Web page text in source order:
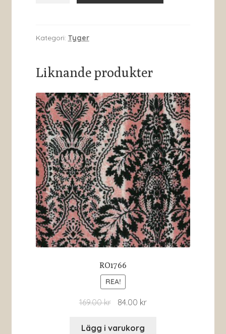
Kategori: Tyger
Liknande produkter
RO1766
REA!
169.00kr 84.00 kr
Lägg i varukorg